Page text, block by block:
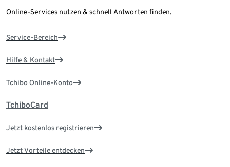
Online-Services nutzen & schnell Antworten finden.
Service-Bereich
Hilfe & Kontakt
Tchibo Online-Konto
TchiboCard
Jetzt kostenlos registrieren
Jetzt Vorteile entdecken